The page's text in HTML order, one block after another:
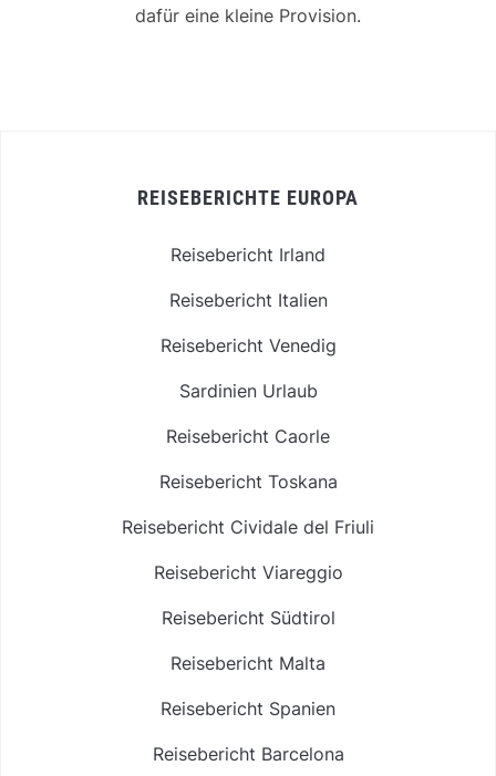
dafür eine kleine Provision.
REISEBERICHTE EUROPA
Reisebericht Irland
Reisebericht Italien
Reisebericht Venedig
Sardinien Urlaub
Reisebericht Caorle
Reisebericht Toskana
Reisebericht Cividale del Friuli
Reisebericht Viareggio
Reisebericht Südtirol
Reisebericht Malta
Reisebericht Spanien
Reisebericht Barcelona